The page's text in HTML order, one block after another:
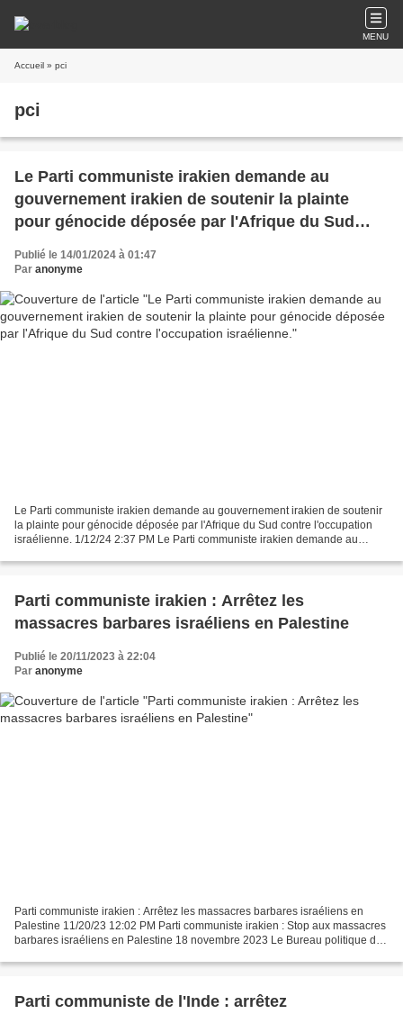
MENU
Accueil » pci
pci
Le Parti communiste irakien demande au
gouvernement irakien de soutenir la plainte
pour génocide déposée par l'Afrique du Sud
contre l'occupation israélienne.
Publié le 14/01/2024 à 01:47
Par anonyme
Le Parti communiste irakien demande au gouvernement irakien de soutenir
la plainte pour génocide déposée par l'Afrique du Sud contre l'occupation
israélienne. 1/12/24 2:37 PM Le Parti communiste irakien demande au
Parti communiste irakien : Arrêtez les
massacres barbares israéliens en Palestine
Publié le 20/11/2023 à 22:04
Par anonyme
Parti communiste irakien : Arrêtez les massacres barbares israéliens en
Palestine 11/20/23 12:02 PM Parti communiste irakien : Stop aux massacres
barbares israéliens en Palestine 18 novembre 2023 Le Bureau politique du
Parti communiste de l'Inde : arrêtez